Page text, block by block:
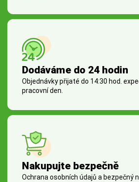
Dodáváme do 24 hodin
Objednávky přijaté do 14:30 hod.
pracovní den.
Nakupujte bezpečně
Ochrana osobních údajů a bezpečný